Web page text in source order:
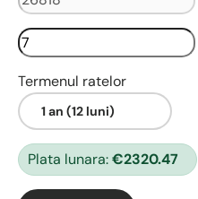
Termenul ratelor
Plata lunara:€2320.47